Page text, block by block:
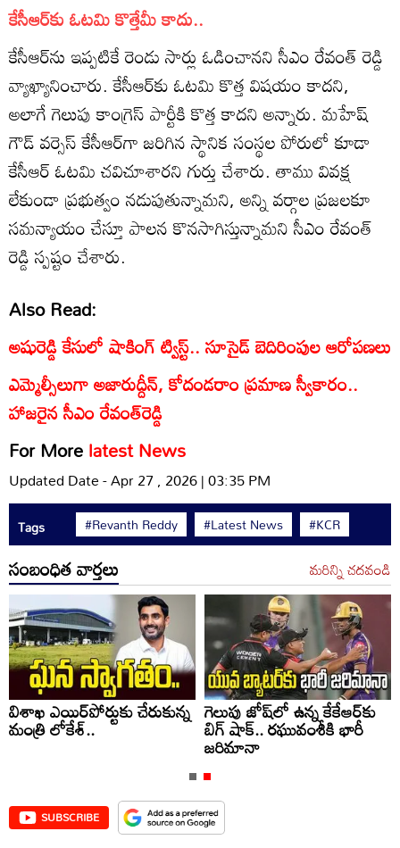
కేసీఆర్‌కు ఓటమి కొత్తేమీ కాదు..
కేసీఆర్‌ను ఇప్పటికే రెండు సార్లు ఓడించానని సీఎం రేవంత్ రెడ్డి
వ్యాఖ్యానించారు. కేసీఆర్‌కు ఓటమి కొత్త విషయం కాదని,
అలాగే గెలుపు కాంగ్రెస్ పార్టీకి కొత్త కాదని అన్నారు. మహేష్
గౌడ్ వర్సెస్ కేసీఆర్‌గా జరిగిన స్థానిక సంస్థల పోరులో కూడా
కేసీఆర్ ఓటమి చవిచూశారని గుర్తు చేశారు. తాము వివక్ష
లేకుండా ప్రభుత్వం నడుపుతున్నామని, అన్ని వర్గాల ప్రజలకూ
సమన్యాయం చేస్తూ పాలన కొనసాగిస్తున్నామని సీఎం రేవంత్
రెడ్డి స్పష్టం చేశారు.
Also Read:
అషురెడ్డి కేసులో షాకింగ్ ట్విస్ట్.. సూసైడ్ బెదిరింపుల ఆరోపణలు
ఎమ్మెల్సీలుగా అజారుద్దీన్, కోదండరాం ప్రమాణ స్వీకారం..
హాజరైన సీఎం రేవంత్‌రెడ్డి
For Morelatest News
Updated Date - Apr 27 , 2026 | 03:35 PM
Tags #Revanth Reddy #Latest News #KCR
సంబంధిత వార్తలు మరిన్ని చదవండి
విశాఖ ఎయిర్‌పోర్టుకు చేరుకున్న
మంత్రి లోకేశ్..
గెలుపు జోష్‌లో ఉన్న కేకేఆర్‌కు
బిగ్ షాక్.. రఘువంశీకి భారీ
జరిమానా
SUBSCRIBE